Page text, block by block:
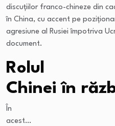
discuțiilor franco-chineze din
în China, cu accent pe
agresiune al Rusiei împotriva
document.
Rolul
Chinei în
În
acest…